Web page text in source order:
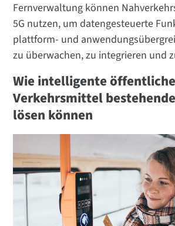
Fernverwaltung können
5G nutzen, um datengesteuerte
plattform- und
zu überwachen, zu integrieren und
Wie intelligente öffentliche
Verkehrsmittel
lösen können